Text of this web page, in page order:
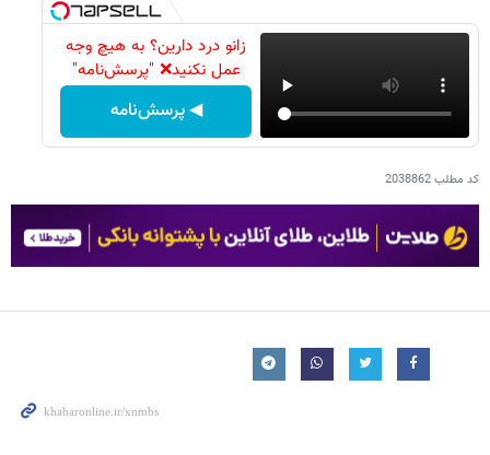
زانو درد دارین؟ به هیچ وجه
عمل نکنید❌ "پرسش‌نامه"
◀ پرسش‌نامه
کد مطلب2038862